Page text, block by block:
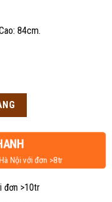
84cm.
Nội với đơn >8tr
đơn >10tr